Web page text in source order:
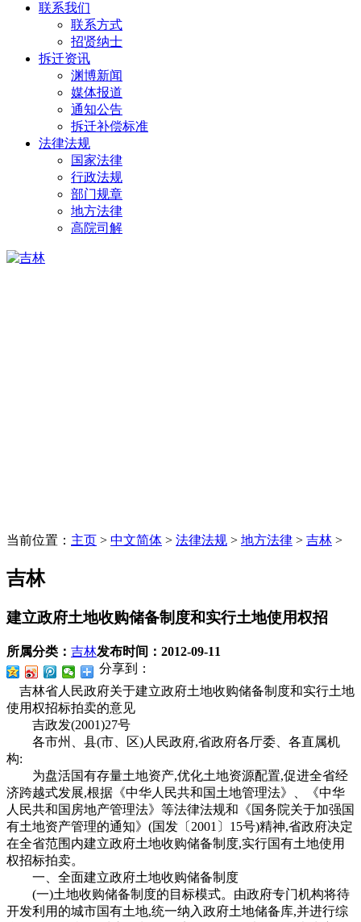
联系我们
联系方式
招贤纳士
拆迁资讯
渊博新闻
媒体报道
通知公告
拆迁补偿标准
法律法规
国家法律
行政法规
部门规章
地方法律
高院司解
当前位置： 主页 > 中文简体 > 法律法规 > 地方法律 > 吉林 >
吉林
建立政府土地收购储备制度和实行土地使用权招
所属分类： 吉林发布时间： 2012-09-11
分享到：
吉林省人民政府关于建立政府土地收购储备制度和实行土地
使用权招标拍卖的意见
吉政发(2001)27号
各市州、县(市、区)人民政府,省政府各厅委、各直属机
构:
为盘活国有存量土地资产,优化土地资源配置,促进全省经
济跨越式发展,根据《中华人民共和国土地管理法》、《中华
人民共和国房地产管理法》等法律法规和《国务院关于加强国
有土地资产管理的通知》(国发〔2001〕15号)精神,省政府决定
在全省范围内建立政府土地收购储备制度,实行国有土地使用
权招标拍卖。
一、全面建立政府土地收购储备制度
(一)土地收购储备制度的目标模式。由政府专门机构将待
开发利用的城市国有土地,统一纳入政府土地储备库,并进行综